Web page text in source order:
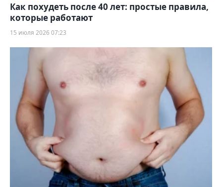
Как похудеть после 40 лет: простые правила,
которые работают
15 июля 2026 07:23